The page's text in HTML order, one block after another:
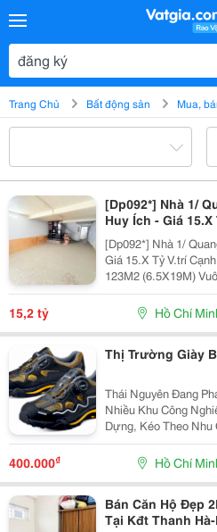
Trang Chủ Bất động sản Mua,
[Dp092*] Nhà 1/
Huy Ích - Giá 15.X
[Dp092*] Nhà 1/
Giá 15.X Tỷ V.trí Cạnh Emart, 50M Ra Quang Trung. Dt
123M2 (6.5X19M) Vuông Đẹp. Hẻm
Thoáng. Kết Cấu 4T, Có 11Pn 11Tolet. Tiện Xây Mới. ▶️
Nhắn Tin Ngay Để
15,2 tỷ Hồ Chí
Thị Trường Giày
Thái Nguyên Đang
Nhiều Khu Công
Dựng, Kéo Theo Nhu
Càng Tăng. Không
Các Rủi Ro Trong
400.000₫ Hồ Chí
Bán Căn Hộ Đẹp
Tại Kđt Thanh